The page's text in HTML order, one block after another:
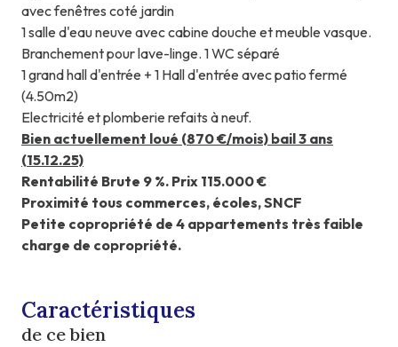
avec fenêtres coté jardin
1 salle d'eau neuve avec cabine douche et meuble vasque.
Branchement pour lave-linge. 1 WC séparé
1 grand hall d'entrée + 1 Hall d'entrée avec patio fermé
(4.50m2)
Electricité et plomberie refaits à neuf.
Bien actuellement loué (870 €/mois) bail 3 ans
(15.12.25)
Rentabilité Brute 9 %. Prix 115.000 €
Proximité tous commerces, écoles, SNCF
Petite copropriété de 4 appartements très faible
charge de copropriété.
Caractéristiques
de ce bien